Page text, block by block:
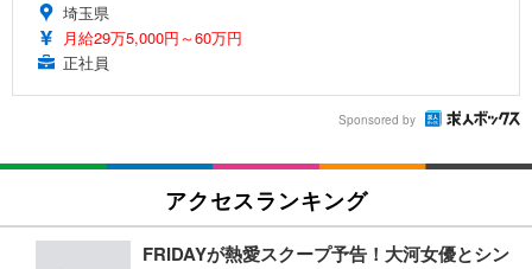
埼玉県
月給29万5,000円～60万円
正社員
Sponsored by
アクセスランキング
FRIDAYが熱愛スクープ予告！大河女優とシン